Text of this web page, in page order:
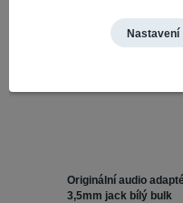
Originální audio
3,5mm jack bílý bulk
Nastavení